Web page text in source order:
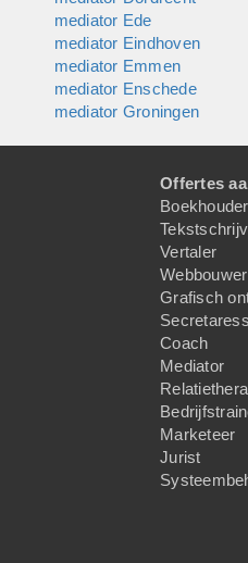
mediator Ede
mediator Eindhoven
mediator Emmen
mediator Enschede
mediator Groningen
Offertes
Vertaler
Webbouwer
Grafisch
Coach
Mediator
Marketeer
Jurist